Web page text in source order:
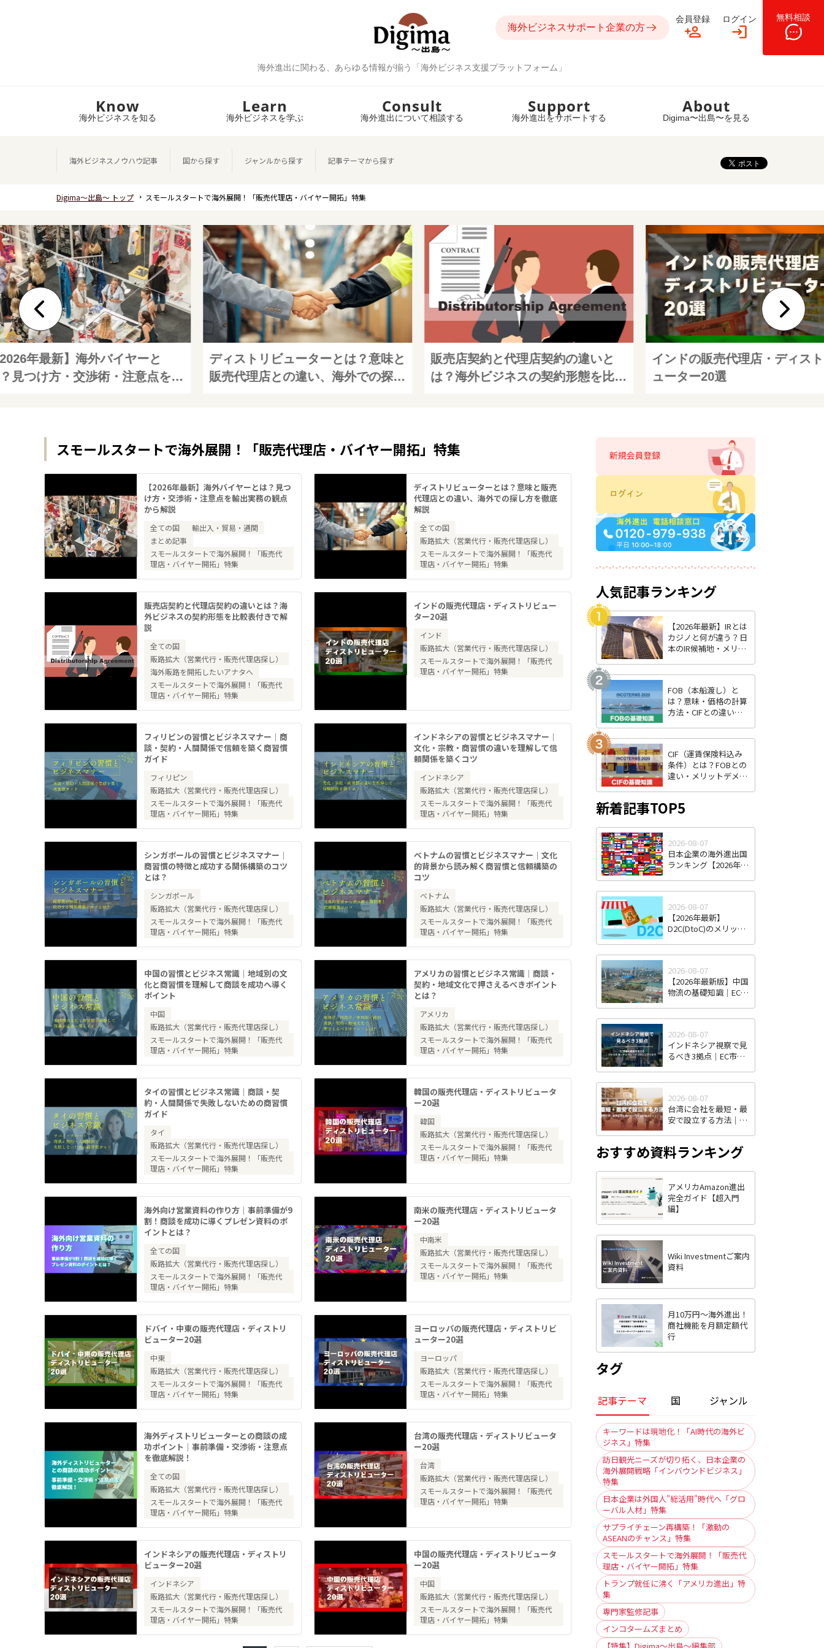
海外進出に関わる、あらゆる情報が揃う「海外ビジネス支援プラットフォーム」
海外ビジネスサポート企業の方
会員登録 ログイン 無料相談
Know
海外ビジネスを知る
Learn
海外ビジネスを学ぶ
Consult
海外進出について相談する
Support
海外進出をサポートする
About
Digima〜出島〜を見る
海外ビジネスノウハウ記事 国から探す ジャンルから探す 記事テーマから探す
Digima～出島～ トップ スモールスタートで海外展開！「販売代理店・バイヤー開拓」特集
年最新】海外バイヤーと
見つけ方・交渉術・注意点を輸
ディストリビューターとは？意味と
販売代理店との違い、海外での探し
販売店契約と代理店契約の違いと
は？海外ビジネスの契約形態を比較
インドの販売代理店・ディス
ューター20選
スモールスタートで海外展開！「販売代理店・バイヤー開拓」特集
【2026年最新】海外バイヤーとは？見つ
け方・交渉術・注意点を輸出実務の観点
から解説
全ての国
輸出入・貿易・通関
まとめ記事
スモールスタートで海外展開！「販売代
理店・バイヤー開拓」特集
ディストリビューターとは？意味と販売
代理店との違い、海外での探し方を徹底
解説
全ての国
販路拡大（営業代行・販売代理店探し）
スモールスタートで海外展開！「販売代
理店・バイヤー開拓」特集
販売店契約と代理店契約の違いとは？海
外ビジネスの契約形態を比較表付きで解
説
全ての国
販路拡大（営業代行・販売代理店探し）
海外販路を開拓したいアナタへ
スモールスタートで海外展開！「販売代
理店・バイヤー開拓」特集
インドの販売代理店・ディストリビュー
ター20選
インド
販路拡大（営業代行・販売代理店探し）
スモールスタートで海外展開！「販売代
理店・バイヤー開拓」特集
フィリピンの習慣とビジネスマナー｜商
談・契約・人間関係で信頼を築く商習慣
ガイド
フィリピン
販路拡大（営業代行・販売代理店探し）
スモールスタートで海外展開！「販売代
理店・バイヤー開拓」特集
インドネシアの習慣とビジネスマナー｜
文化・宗教・商習慣の違いを理解して信
頼関係を築くコツ
インドネシア
販路拡大（営業代行・販売代理店探し）
スモールスタートで海外展開！「販売代
理店・バイヤー開拓」特集
シンガポールの習慣とビジネスマナー｜
商習慣の特徴と成功する関係構築のコツ
とは？
シンガポール
販路拡大（営業代行・販売代理店探し）
スモールスタートで海外展開！「販売代
理店・バイヤー開拓」特集
ベトナムの習慣とビジネスマナー｜文化
的背景から読み解く商習慣と信頼構築の
コツ
ベトナム
販路拡大（営業代行・販売代理店探し）
スモールスタートで海外展開！「販売代
理店・バイヤー開拓」特集
中国の習慣とビジネス常識｜地域別の文
化と商習慣を理解して商談を成功へ導く
ポイント
中国
販路拡大（営業代行・販売代理店探し）
スモールスタートで海外展開！「販売代
理店・バイヤー開拓」特集
アメリカの習慣とビジネス常識｜商談・
契約・地域文化で押さえるべきポイント
とは？
アメリカ
販路拡大（営業代行・販売代理店探し）
スモールスタートで海外展開！「販売代
理店・バイヤー開拓」特集
タイの習慣とビジネス常識｜商談・契
約・人間関係で失敗しないための商習慣
ガイド
タイ
販路拡大（営業代行・販売代理店探し）
スモールスタートで海外展開！「販売代
理店・バイヤー開拓」特集
韓国の販売代理店・ディストリビュータ
ー20選
韓国
販路拡大（営業代行・販売代理店探し）
スモールスタートで海外展開！「販売代
理店・バイヤー開拓」特集
海外向け営業資料の作り方｜事前準備が9
割！商談を成功に導くプレゼン資料のポ
イントとは？
全ての国
販路拡大（営業代行・販売代理店探し）
スモールスタートで海外展開！「販売代
理店・バイヤー開拓」特集
南米の販売代理店・ディストリビュータ
ー20選
中南米
販路拡大（営業代行・販売代理店探し）
スモールスタートで海外展開！「販売代
理店・バイヤー開拓」特集
ドバイ・中東の販売代理店・ディストリ
ビューター20選
中東
販路拡大（営業代行・販売代理店探し）
スモールスタートで海外展開！「販売代
理店・バイヤー開拓」特集
ヨーロッパの販売代理店・ディストリビ
ューター20選
ヨーロッパ
販路拡大（営業代行・販売代理店探し）
スモールスタートで海外展開！「販売代
理店・バイヤー開拓」特集
海外ディストリビューターとの商談の成
功ポイント｜事前準備・交渉術・注意点
を徹底解説！
全ての国
販路拡大（営業代行・販売代理店探し）
スモールスタートで海外展開！「販売代
理店・バイヤー開拓」特集
台湾の販売代理店・ディストリビュータ
ー20選
台湾
販路拡大（営業代行・販売代理店探し）
スモールスタートで海外展開！「販売代
理店・バイヤー開拓」特集
インドネシアの販売代理店・ディストリ
ビューター20選
インドネシア
販路拡大（営業代行・販売代理店探し）
スモールスタートで海外展開！「販売代
理店・バイヤー開拓」特集
中国の販売代理店・ディストリビュータ
ー20選
中国
販路拡大（営業代行・販売代理店探し）
スモールスタートで海外展開！「販売代
理店・バイヤー開拓」特集
人気記事ランキング
【2026年最新】IRとは
カジノと何が違う？日
本のIR候補地・メリッ
FOB（本船渡し）と
は？意味・価格の計算
方法・CIFとの違いを
CIF（運賃保険料込み
条件）とは？FOBとの
違い・メリットデメリ
新着記事TOP5
2026-08-07
日本企業の海外進出国
ランキング【2026年最
2026-08-07
【2026年最新】
D2C(DtoC)のメリット
ポイント
2026-08-07
【2026年最新版】中国
物流の基礎知識｜EC・
2026-08-07
インドネシア視察で見
るべき3拠点｜EC市場
2026-08-07
台湾に会社を最短・最
安で設立する方法｜株
まで全ステップ解説
おすすめ資料ランキング
アメリカAmazon進出
完全ガイド【超入門
編】
Wiki Investmentご案内
資料
月10万円〜海外進出！
商社機能を月額定額代
行
タグ
記事テーマ 国 ジャンル
キーワードは現地化！「AI時代の海外ビ
ジネス」特集
訪日観光ニーズが切り拓く、日本企業の
海外展開戦略「インバウンドビジネス」
特集
日本企業は外国人"総活用"時代へ「グロ
ーバル人材」特集
サプライチェーン再構築！「激動の
ASEANのチャンス」特集
スモールスタートで海外展開！「販売代
理店・バイヤー開拓」特集
トランプ就任に沸く「アメリカ進出」特
集
専門家監修記事
インコタームズまとめ
【特集】Digima〜出島〜編集部